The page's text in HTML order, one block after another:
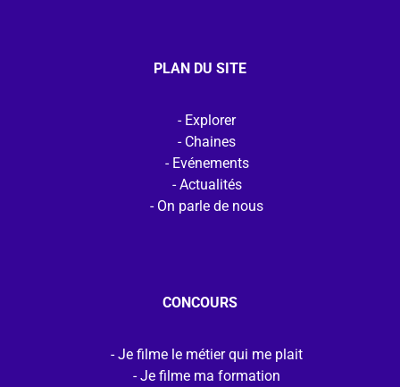
PLAN DU SITE
Explorer
Chaines
Evénements
Actualités
On parle de nous
CONCOURS
Je filme le métier qui me plait
Je filme ma formation